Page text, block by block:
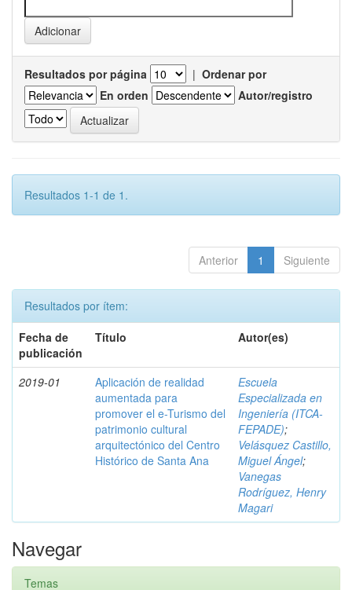
Resultados por página | Ordenar por
En orden
Autor/registro
Resultados 1-1 de 1.
Anterior 1 Siguiente
Resultados por ítem:
Fecha de
publicación
Título Autor(es)
2019-01
Aplicación de realidad
aumentada para
promover el e-Turismo del
patrimonio cultural
arquitectónico del Centro
Histórico de Santa Ana
Escuela
Especializada en
Ingeniería (ITCA-
FEPADE);
Velásquez Castillo,
Miguel Ángel;
Vanegas
Rodríguez, Henry
Magari
Navegar
Temas